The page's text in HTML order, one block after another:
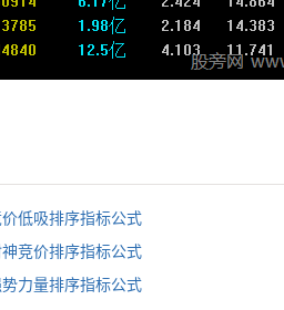
低吸排序指标公式
竞价排序指标公式
力量排序指标公式